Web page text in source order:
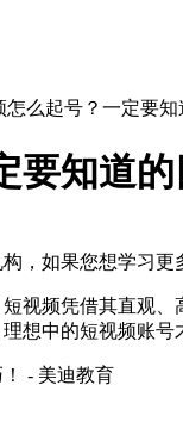
怎么起号？一定要知
知道的
，如果您想学习
短视频凭借其直观、
想中的短视频账号